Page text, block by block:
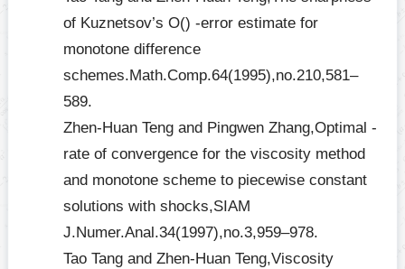
of Kuznetsov’s O() -error estimate for
monotone difference
schemes.Math.Comp.64(1995),no.210,581–
589.
Zhen-Huan Teng and Pingwen Zhang,Optimal -
rate of convergence for the viscosity method
and monotone scheme to piecewise constant
solutions with shocks,SIAM
J.Numer.Anal.34(1997),no.3,959–978.
Tao Tang and Zhen-Huan Teng,Viscosity